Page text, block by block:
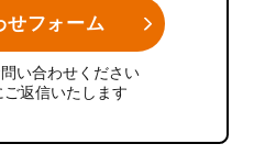
せフォーム
い合わせください
返信いたします